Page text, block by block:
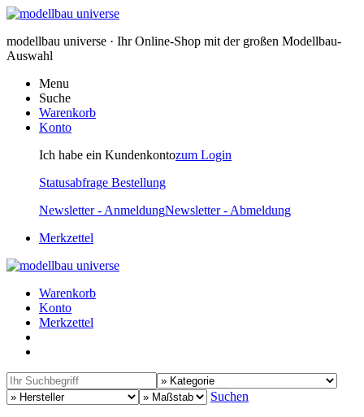
modellbau universe · Ihr Online-Shop mit der großen Modellbau-
Auswahl
Menu
Suche
Warenkorb
Konto
Ich habe ein Kundenkontozum Login
Statusabfrage Bestellung
Newsletter - AnmeldungNewsletter - Abmeldung
Merkzettel
Warenkorb
Konto
Merkzettel
Suchen